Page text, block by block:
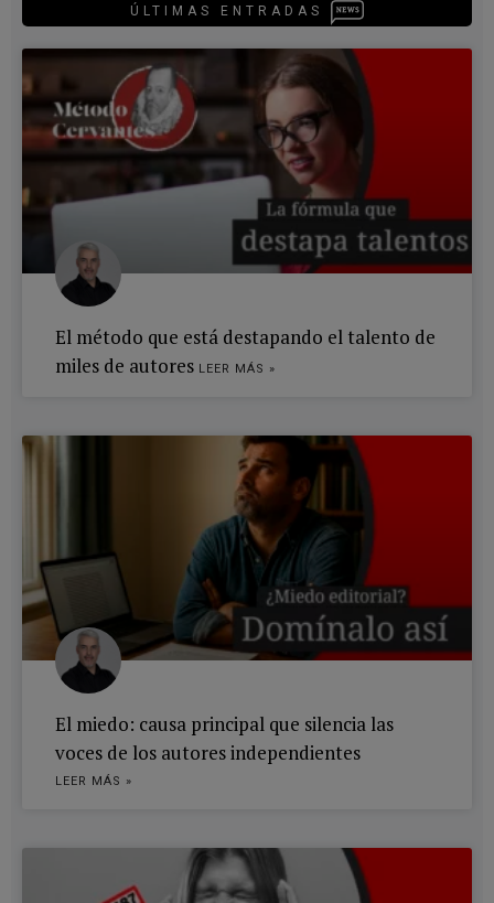
ÚLTIMAS ENTRADAS
El método que está destapando el talento de
miles de autores LEER MÁS »
El miedo: causa principal que silencia las
voces de los autores independientes
LEER MÁS »